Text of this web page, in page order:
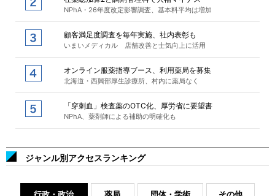
NPhA・26年度改定影響調査、基本料平均は増加
顧客満足度調査を毎年実施、社内表彰も
いまいメディカル 店舗改善と士気向上に活用
オンライン服薬指導ブース、利用薬局を募集
北海道・西興部厚生診療所、村内に薬局なく
「穿刺血」検査薬のOTC化、厚労省に要望書
NPhA、薬剤師による補助の明確化も
ジャンル別アクセスランキング